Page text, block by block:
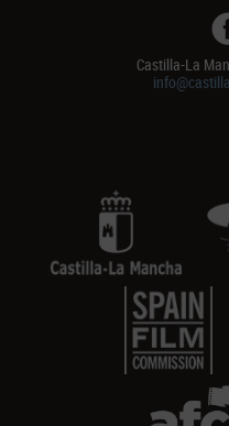
Castilla-La